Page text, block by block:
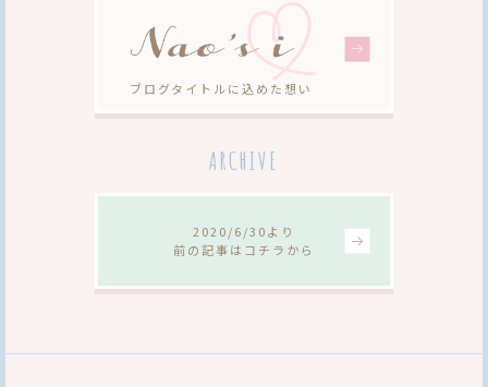
ブログタイトルに込めた想い
ARCHIVE
2020/6/30より
前の記事はコチラから